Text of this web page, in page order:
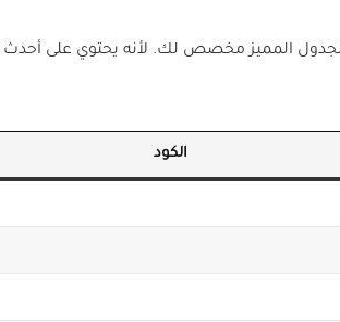
المميز مخصص لك. لأنه يحتوي على أحدث
الكود